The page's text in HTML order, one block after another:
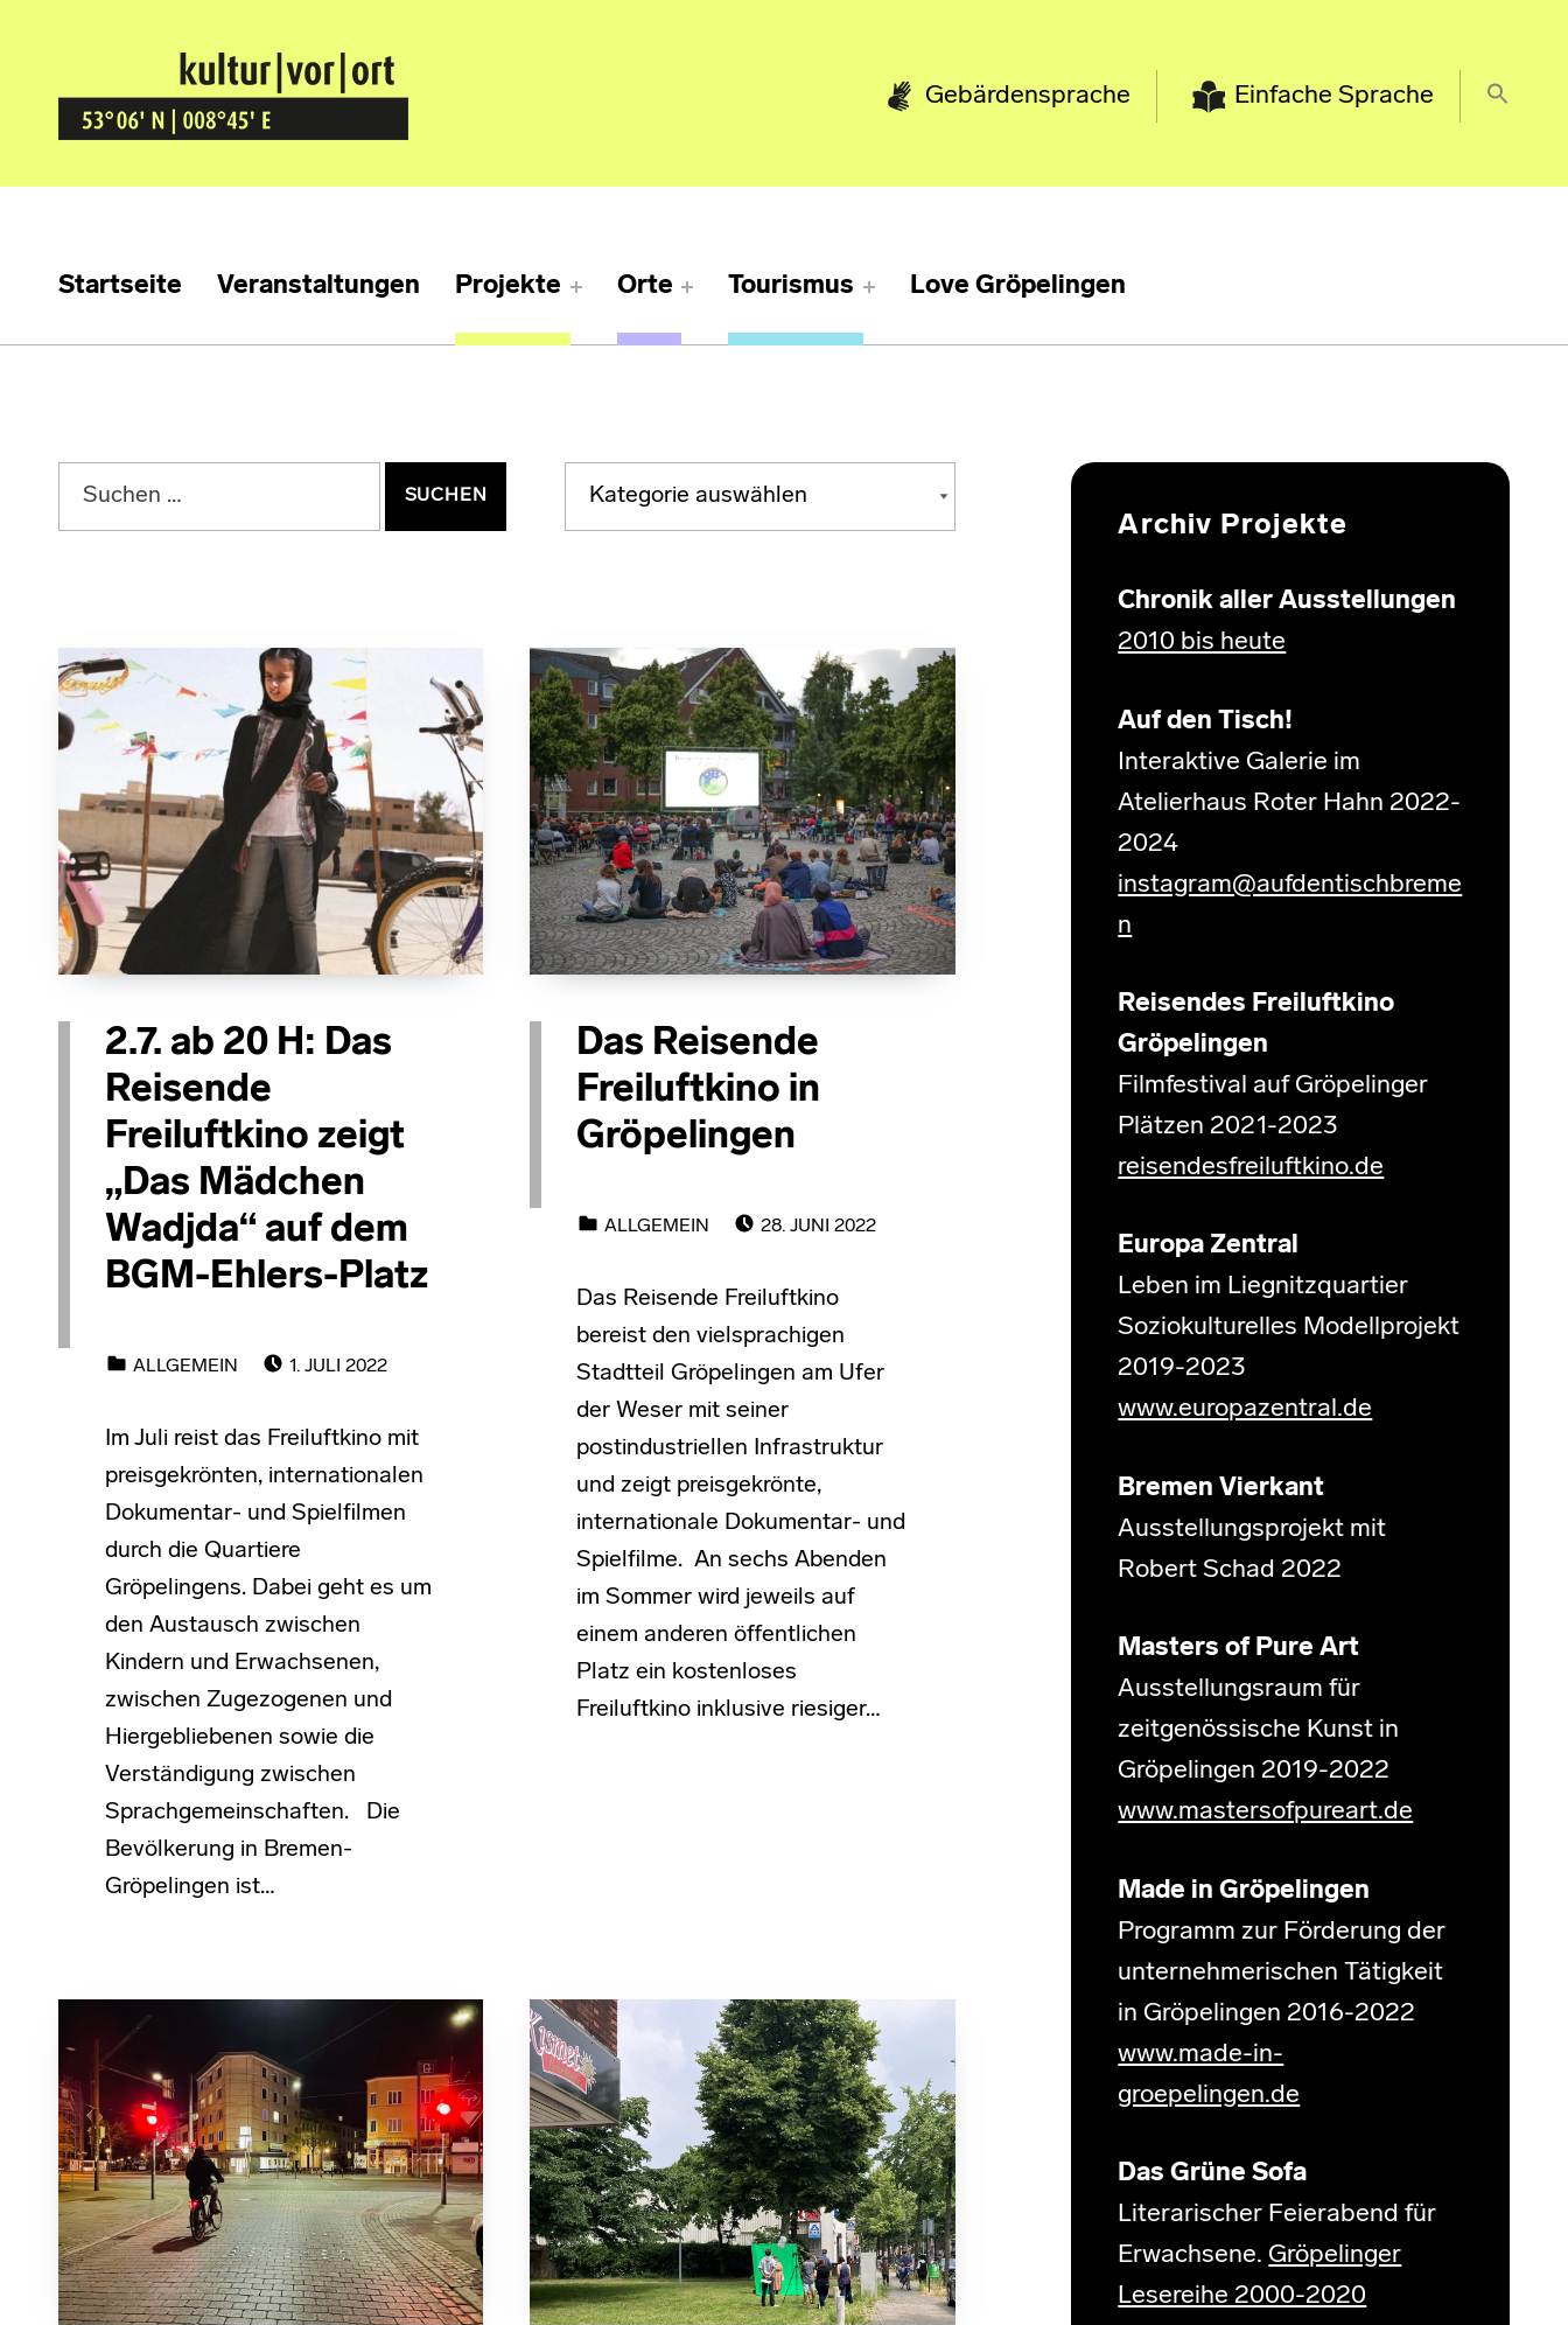
Kultur Vor Ort
BREMEN GRÖPELINGEN Gebärdensprache Einfache Sprache
Startseite Veranstaltungen Projekte Orte Tourismus Love Gröpelingen
Suchen nach:
KATEGORIEN
Kategorien
2.7. ab 20 H: Das
Reisende
Freiluftkino zeigt
„Das Mädchen
Wadjda“ auf dem
BGM-Ehlers-Platz
ALLGEMEIN
1. JULI 2022
Im Juli reist das Freiluftkino mit
preisgekrönten, internationalen
Dokumentar- und Spielfilmen
durch die Quartiere
Gröpelingens. Dabei geht es um
den Austausch zwischen
Kindern und Erwachsenen,
zwischen Zugezogenen und
Hiergebliebenen sowie die
Verständigung zwischen
Sprachgemeinschaften. Die
Bevölkerung in Bremen-
Gröpelingen ist…
Das Reisende
Freiluftkino in
Gröpelingen
ALLGEMEIN
28. JUNI 2022
Das Reisende Freiluftkino
bereist den vielsprachigen
Stadtteil Gröpelingen am Ufer
der Weser mit seiner
postindustriellen Infrastruktur
und zeigt preisgekrönte,
internationale Dokumentar- und
Spielfilme. An sechs Abenden
im Sommer wird jeweils auf
einem anderen öffentlichen
Platz ein kostenloses
Freiluftkino inklusive riesiger…
Archiv Projekte
Chronik aller Ausstellungen
2010 bis heute
Auf den Tisch!
Interaktive Galerie im
Atelierhaus Roter Hahn 2022-
2024
instagram@aufdentischbreme
n
Reisendes Freiluftkino
Gröpelingen
Filmfestival auf Gröpelinger
Plätzen 2021-2023
reisendesfreiluftkino.de
Europa Zentral
Leben im Liegnitzquartier
Soziokulturelles Modellprojekt
2019-2023
www.europazentral.de
Bremen Vierkant
Ausstellungsprojekt mit
Robert Schad 2022
Masters of Pure Art
Ausstellungsraum für
zeitgenössische Kunst in
Gröpelingen 2019-2022
www.mastersofpureart.de
Made in Gröpelingen
Programm zur Förderung der
unternehmerischen Tätigkeit
in Gröpelingen 2016-2022
www.made-in-
groepelingen.de
Das Grüne Sofa
Literarischer Feierabend für
Erwachsene. Gröpelinger
Lesereihe 2000-2020